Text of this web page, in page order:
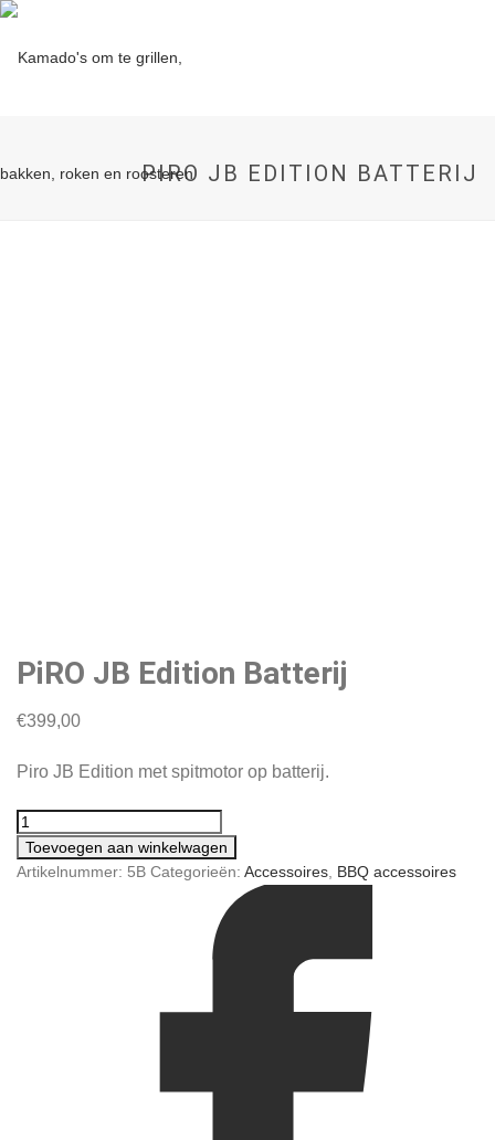
PIRO JB EDITION BATTERIJ
PiRO JB Edition Batterij
€399,00
Piro JB Edition met spitmotor op batterij.
Toevoegen aan winkelwagen
Artikelnummer: 5B Categorieën: Accessoires, BBQ accessoires